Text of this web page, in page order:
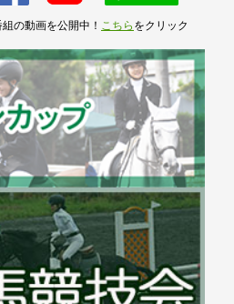
の動画を公開中！ こちら をクリック